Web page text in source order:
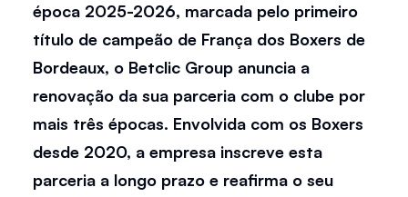
época 2025-2026, marcada pelo primeiro
título de campeão de França dos Boxers de
Bordeaux, o Betclic Group anuncia a
renovação da sua parceria com o clube por
mais três épocas. Envolvida com os Boxers
desde 2020, a empresa inscreve esta
parceria a longo prazo e reafirma o seu